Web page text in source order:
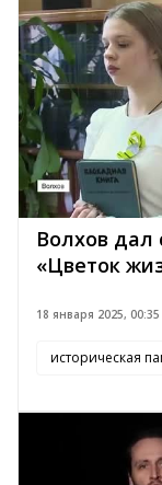
Волхов дал
«Цветок
18 января 2025, 00:35
историческая